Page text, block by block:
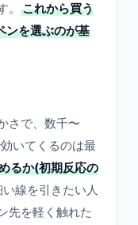
これから買う
ンを選ぶのが基
さで、数千〜
いてくるのは最
るか(初期反応の
線を引きたい人
先を軽く触れた